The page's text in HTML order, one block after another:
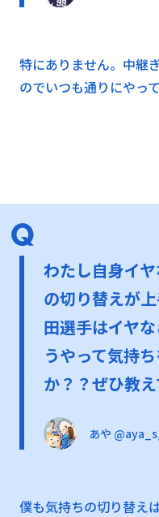
特にありません。中継
のでいつも通りにやって
わたし自身イ
の切り替えが
田選手はイヤ
うやって気持
か？？ぜひ教え
あや
僕も気持ちの切り替え